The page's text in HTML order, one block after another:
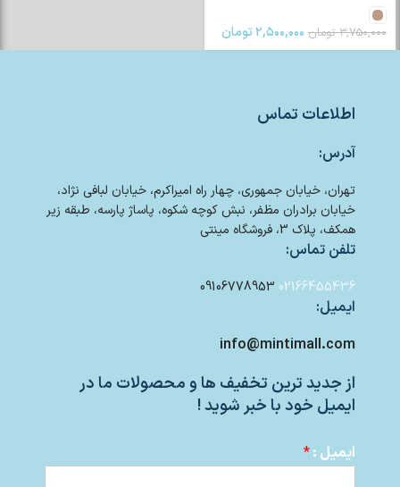
۳,۷۵۰,۰۰۰ تومان ۲,۵۰۰,۰۰۰تومان
اطلاعات تماس
آدرس:
تهران، خیابان جمهوری، چهار راه امیراکرم، خیابان لبافی نژاد،
خیابان برادران مظفر، نبش کوچه شکوه، پاساژ پارسه، طبقه زیر
همکف، پلاک 3، فروشگاه مینتی
تلفن تماس:
02166455436
09106778953
ایمیل:
info@mintimall.com
از جدید ترین تخفیف ها و محصولات ما در
ایمیل خود با خبر شوید !
ایمیل :*